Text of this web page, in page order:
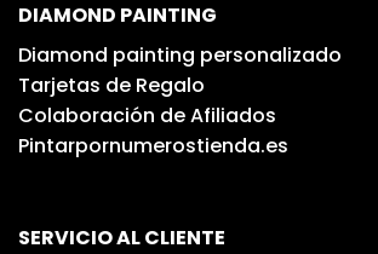
DIAMOND PAINTING
Diamond painting personalizado
Tarjetas de Regalo
Colaboración de Afiliados
Pintarpornumerostienda.es
SERVICIO AL CLIENTE